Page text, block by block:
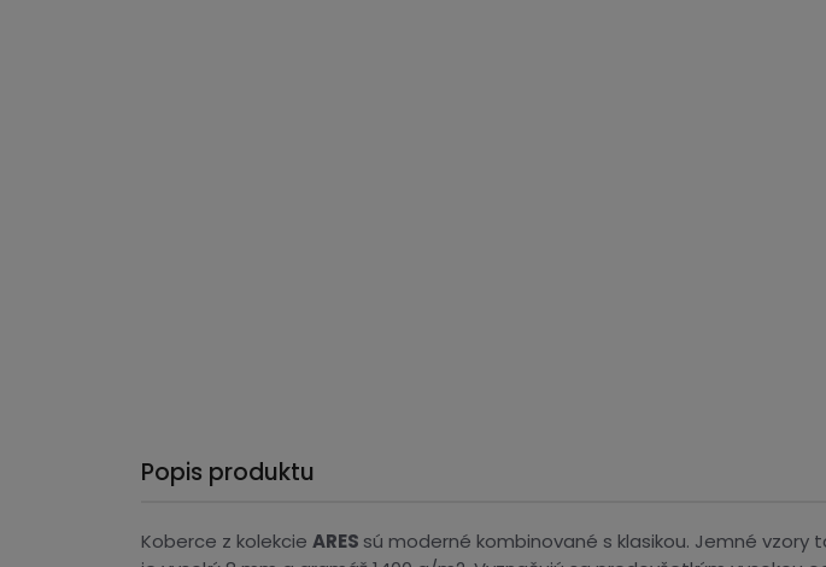
Popis produktu
Koberce z kolekcie ARES sú moderné kombinované s klasikou. Jemné vzory